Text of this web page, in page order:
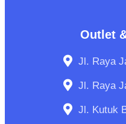
Outlet
Jl. Raya
Jl. Raya
Jl. Kutuk